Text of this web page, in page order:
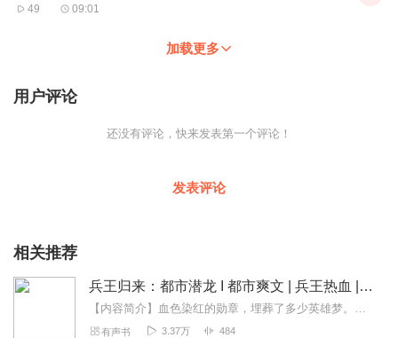
49 09:01
加载更多
用户评论
还没有评论，快来发表第一个评论！
发表评论
相关推荐
兵王归来：都市潜龙 I 都市爽文 | 兵王热血 | 多人有声剧
【内容简介】血色染红的勋章，埋葬了多少英雄梦。他，代号“夜影”，曾是令世界颤抖的利刃，在刀尖上跳舞，于血泊中称王。如今，他卸甲归来，隐匿于繁华都...
有声书 3.37万 484